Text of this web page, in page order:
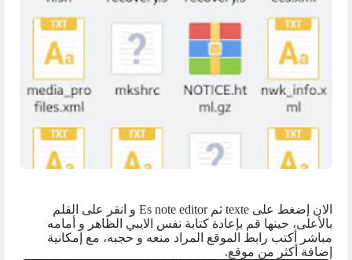
الان إضغط علىtexte ثمEs note editor و انقر على القلم
بالأعلى، حينها قم بإعادة كتابة نفس الايبي الظاهر و أمامه
مباشر أكتب رابط الموقع المراد منعه و حجبه، مع إمكانية
إضافة أكثر من موقع.